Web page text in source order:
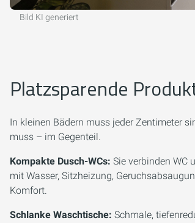
Bild KI generiert
Platzsparende
In kleinen Bädern muss jeder Zentimeter
muss – im Gegenteil.
Kompakte Dusch-WCs: Sie verbinden WC
mit Wasser, Sitzheizung,
Komfort.
Schlanke Waschtische: Schmale,